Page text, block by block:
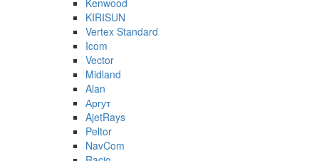
KIRISUN
Vertex Standard
Icom
Vector
Midland
Alan
Аргут
AjetRays
Peltor
NavCom